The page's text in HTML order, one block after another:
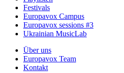
Festivals
Europavox Campus
Europavox sessions #3
Ukrainian MusicLab
Über uns
Europavox Team
Kontakt